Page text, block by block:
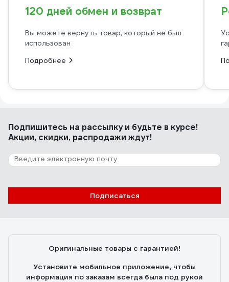
120 дней обмен и возврат
Вы можете вернуть товар, который не был
использован
Подробнее
Подпишитесь на рассылкуи будьте в курсе!
Акции, скидки, распродажи ждут!
Подписаться
Оригинальные товары с гарантией!
Установите мобильное приложение, чтобы
информация по заказам всегда была под рукой